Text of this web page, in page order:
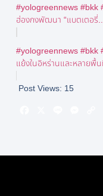
#yologreennews #bkk
ฮ่องกงพัฒนา “แบตเตอรี่...
#yologreennews #bkk
แย้งในอิหร่านและหลายพื้น
Post Views: 15